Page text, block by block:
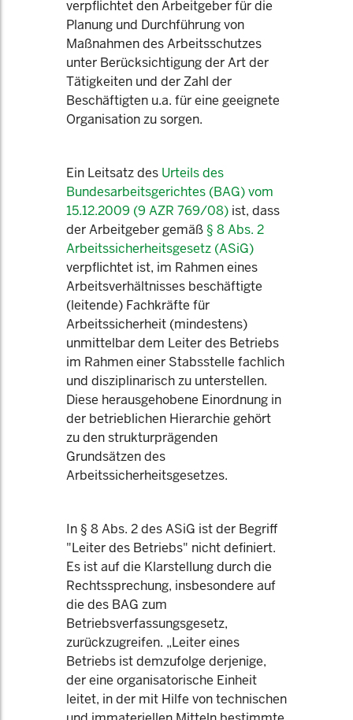
verpflichtet den Arbeitgeber für die
Planung und Durchführung von
Maßnahmen des Arbeitsschutzes
unter Berücksichtigung der Art der
Tätigkeiten und der Zahl der
Beschäftigten u.a. für eine geeignete
Organisation zu sorgen.
Ein Leitsatz des Urteils des
Bundesarbeitsgerichtes (BAG) vom
15.12.2009 (9 AZR 769/08) ist, dass
der Arbeitgeber gemäß § 8 Abs. 2
Arbeitssicherheitsgesetz (ASiG)
verpflichtet ist, im Rahmen eines
Arbeitsverhältnisses beschäftigte
(leitende) Fachkräfte für
Arbeitssicherheit (mindestens)
unmittelbar dem Leiter des Betriebs
im Rahmen einer Stabsstelle fachlich
und disziplinarisch zu unterstellen.
Diese herausgehobene Einordnung in
der betrieblichen Hierarchie gehört
zu den strukturprägenden
Grundsätzen des
Arbeitssicherheitsgesetzes.
In § 8 Abs. 2 des ASiG ist der Begriff
"Leiter des Betriebs" nicht definiert.
Es ist auf die Klarstellung durch die
Rechtssprechung, insbesondere auf
die des BAG zum
Betriebsverfassungsgesetz,
zurückzugreifen. „Leiter eines
Betriebs ist demzufolge derjenige,
der eine organisatorische Einheit
leitet, in der mit Hilfe von technischen